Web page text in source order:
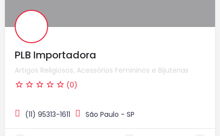
PLB Importadora
Artigos Religiosos, Acessórios Femininos e Bijuterias
(0)
(11) 95313-1611 São Paulo - SP